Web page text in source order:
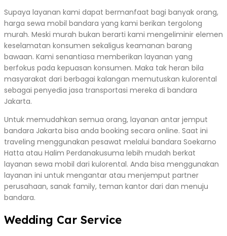
Supaya layanan kami dapat bermanfaat bagi banyak orang,
harga sewa mobil bandara yang kami berikan tergolong
murah. Meski murah bukan berarti kami mengeliminir elemen
keselamatan konsumen sekaligus keamanan barang
bawaan. Kami senantiasa memberikan layanan yang
berfokus pada kepuasan konsumen. Maka tak heran bila
masyarakat dari berbagai kalangan memutuskan kulorental
sebagai penyedia jasa transportasi mereka di bandara
Jakarta.
Untuk memudahkan semua orang, layanan antar jemput
bandara Jakarta bisa anda booking secara online. Saat ini
traveling menggunakan pesawat melalui bandara Soekarno
Hatta atau Halim Perdanakusuma lebih mudah berkat
layanan sewa mobil dari kulorental. Anda bisa menggunakan
layanan ini untuk mengantar atau menjemput partner
perusahaan, sanak family, teman kantor dari dan menuju
bandara.
Wedding Car Service